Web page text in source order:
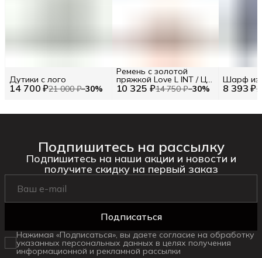
14 700 ₽21 000 ₽−30%
Дутики с лого
10 325 ₽14 750 ₽−30%
Ремень с золотой
пряжкой Love L INT / Цв.
Красный 8 393 ₽
Шарф из
Подпишитесь на рассылку
Подпишитесь на наши акции и новости и
получите скидку на первый заказ
Подписаться
Нажимая «Подписаться», вы даете согласие на обработку
указанных персональных данных в целях получения
информационной и рекламной рассылки